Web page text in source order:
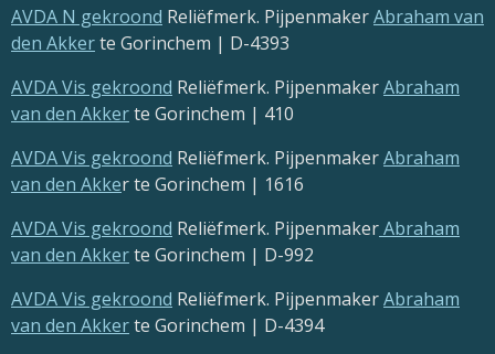
AVDA N gekroond Reliëfmerk. PijpenmakerAbraham van
den Akkerte Gorinchem | D-4393
AVDA Vis gekroond Reliëfmerk. PijpenmakerAbraham
van den Akkerte Gorinchem | 410
AVDA Vis gekroond Reliëfmerk. PijpenmakerAbraham
van den Akker te Gorinchem | 1616
AVDA Vis gekroond Reliëfmerk. PijpenmakerAbraham
van den Akkerte Gorinchem | D-992
AVDA Vis gekroond Reliëfmerk. PijpenmakerAbraham
van den Akkerte Gorinchem | D-4394